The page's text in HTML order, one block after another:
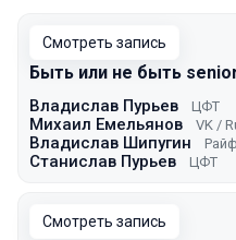
Смотреть запись
Быть или не быть
Владислав Пурьев ЦФТ
Михаил Емельянов VK /
Владислав Шипугин
Станислав Пурьев ЦФТ
Смотреть запись